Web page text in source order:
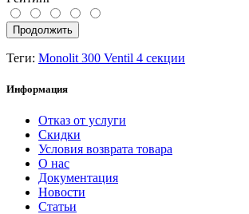
Продолжить
Теги: Monolit 300 Ventil 4 секции
Информация
Отказ от услуги
Скидки
Условия возврата товара
О нас
Документация
Новости
Статьи